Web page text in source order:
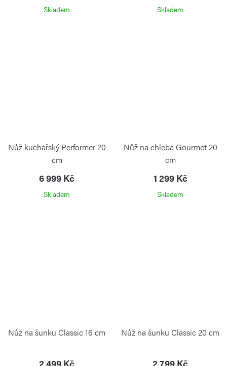
Skladem Skladem
Nůž kuchařský Performer 20
cm
6 999 Kč
Skladem
Nůž na chleba Gourmet 20
cm
1 299 Kč
Skladem
Nůž na šunku Classic 16 cm
2 499 Kč
Nůž na šunku Classic 20 cm
2 799 Kč